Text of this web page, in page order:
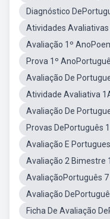
Diagnóstico
Atividades
Avaliação 1º
Prova 1º
Avaliação De
Atividade Avaliativa
Avaliação De
Provas DePortuguês
Avaliação E
Avaliação 2 Bimestre
AvaliaçãoPortuguês 7
Avaliação
Ficha De Avaliação